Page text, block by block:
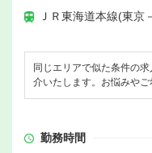
ＪＲ東海道本線(東京
同じエリアで似た条件の
介いたします。お悩みや
勤務時間